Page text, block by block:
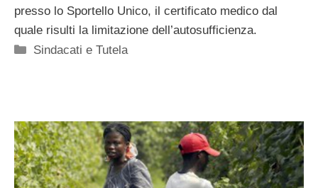
presso lo Sportello Unico, il certificato medico dal
quale risulti la limitazione dell’autosufficienza.
Categorie
Sindacati e Tutela